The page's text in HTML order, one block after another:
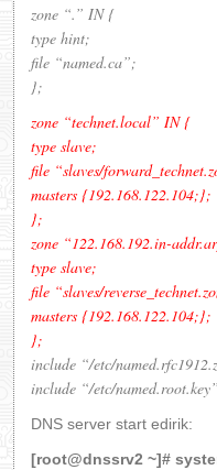
zone “.” IN {
type hint;
file “named.ca”;
};
zone “technet.local” IN {
type slave;
file “slaves/
masters {192.168.122.104;};
};
zone “122.168.192.in-
type slave;
file “slaves/
masters {192.168.122.104;};
};
include “/etc/
include “/etc/
DNS server start edirik:
[root@dnssrv2 ~]#